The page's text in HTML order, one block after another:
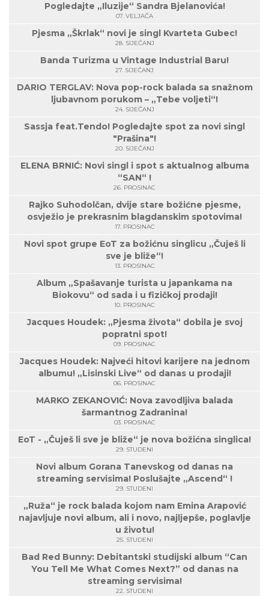
Pogledajte „Iluzije“ Sandra Bjelanovića!
07. VELJAČA
Pjesma „Škrlak“ novi je singl Kvarteta Gubec!
28. SIJEČANJ
Banda Turizma u Vintage Industrial Baru!
27. SIJEČANJ
DARIO TERGLAV: Nova pop-rock balada sa snažnom
ljubavnom porukom – „Tebe voljeti“!
24. SIJEČANJ
Sassja feat.Tendo! Pogledajte spot za novi singl
"Prašina"!
20. SIJEČANJ
ELENA BRNIĆ: Novi singl i spot s aktualnog albuma
“SAN“ !
26. PROSINAC
Rajko Suhodolčan, dvije stare božićne pjesme,
osvježio je prekrasnim blagdanskim spotovima!
17. PROSINAC
Novi spot grupe EoT za božićnu singlicu „Čuješ li
sve je bliže“!
13. PROSINAC
Album „Spašavanje turista u japankama na
Biokovu“ od sada i u fizičkoj prodaji!
10. PROSINAC
Jacques Houdek: „Pjesma života“ dobila je svoj
popratni spot!
09. PROSINAC
Jacques Houdek: Najveći hitovi karijere na jednom
albumu! „Lisinski Live“ od danas u prodaji!
06. PROSINAC
MARKO ZEKANOVIĆ: Nova zavodljiva balada
šarmantnog Zadranina!
03. PROSINAC
EoT - „Čuješ li sve je bliže“ je nova božićna singlica!
29. STUDENI
Novi album Gorana Tanevskog od danas na
streaming servisima! Poslušajte „Ascend“ !
29. STUDENI
„Ruža“ je rock balada kojom nam Emina Arapović
najavljuje novi album, ali i novo, najljepše, poglavlje
u životu!
25. STUDENI
Bad Red Bunny: Debitantski studijski album “Can
You Tell Me What Comes Next?” od danas na
streaming servisima!
22. STUDENI